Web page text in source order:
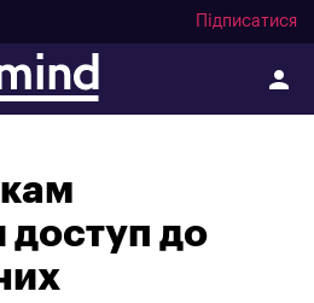
Підписатися
доступ до